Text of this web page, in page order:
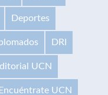
Deportes
DRI
UCN
Encuéntrate UCN